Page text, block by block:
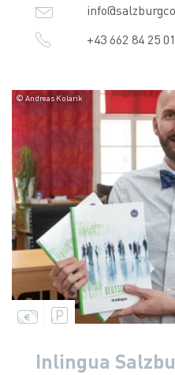
+43 662 84 25 01
© Andreas Kolarik
Inlingua